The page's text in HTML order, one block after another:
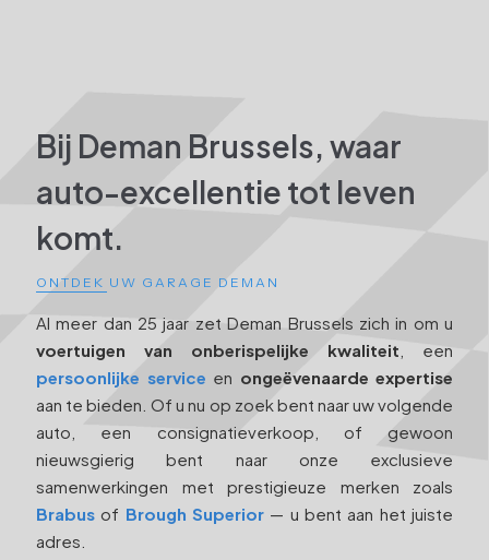
Bij Deman Brussels, waar
auto-excellentie tot leven
komt.
ONTDEK UW GARAGE DEMAN
Al meer dan 25 jaar zet Deman Brussels zich in om u
voertuigen van onberispelijke kwaliteit , een
persoonlijke service en ongeëvenaarde expertise
aan te bieden. Of u nu op zoek bent naar uw volgende
auto, een consignatieverkoop, of gewoon
nieuwsgierig bent naar onze exclusieve
samenwerkingen met prestigieuze merken zoals
Brabus of Brough Superior — u bent aan het juiste
adres.